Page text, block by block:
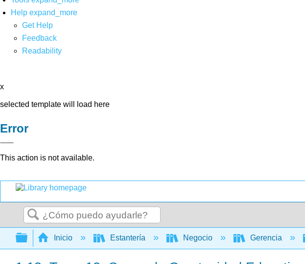
Help expand_more
Get Help
Feedback
Readability
x
selected template will load here
Error
This action is not available.
Buscar
Expandir/contraer jerarquía global
Inicio Estantería Negocio Gerencia